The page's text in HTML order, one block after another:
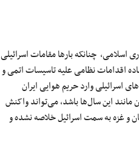
چنانکه بارها مقامات اسرائیلی
اقدامات نظامی علیه تاسیسات اتمی و
وارد حریم هوایی ایران
مانند این سال‌ها باشد، می‌تواند واکنش
و غزه به سمت اسرائیل خلاصه نشده و